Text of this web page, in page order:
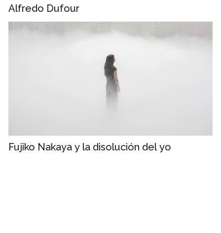
Alfredo Dufour
Fujiko Nakaya y la disolución del yo